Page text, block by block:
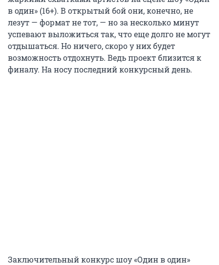
в один» (16+). В открытый бой они, конечно, не
лезут — формат не тот, — но за несколько минут
успевают выложиться так, что еще долго не могут
отдышаться. Но ничего, скоро у них будет
возможность отдохнуть. Ведь проект близится к
финалу. На носу последний конкурсный день.
Заключительный конкурс шоу «Один в один»